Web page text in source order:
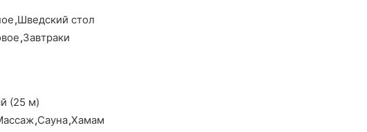
,Шведский стол
,Завтраки
(25 м)
,Сауна,Хамам